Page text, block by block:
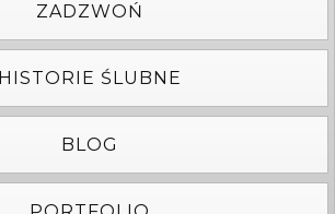
ZADZWOŃ
HISTORIE ŚLUBNE
BLOG